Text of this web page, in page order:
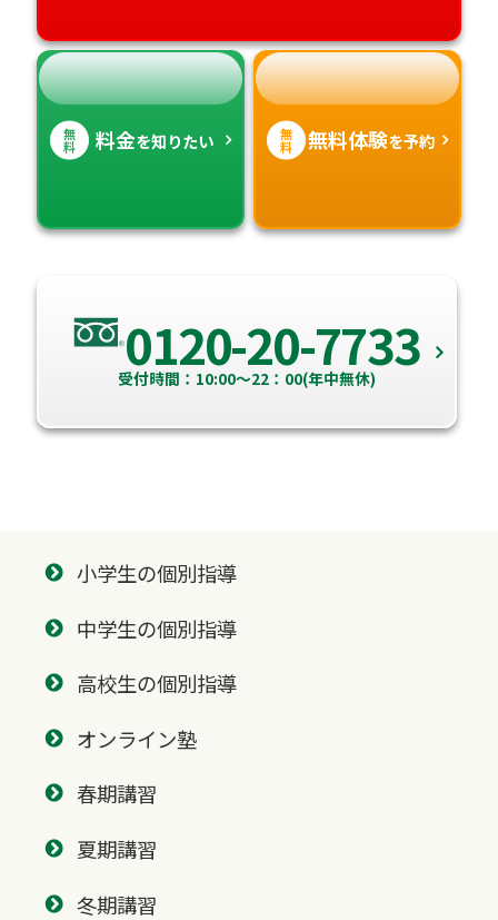
無
料 料金を知りたい 無
料 無料体験を予約
0120-20-7733
受付時間：10:00～22：00(年中無休)
小学生の個別指導
中学生の個別指導
高校生の個別指導
オンライン塾
春期講習
夏期講習
冬期講習